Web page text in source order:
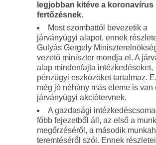
legjobban kitéve a koronavírus
fertőzésnek.
Most szombattól bevezetik a
járványügyi alapot, ennek
Gulyás Gergely
vezető miniszter mondja el. A
alap mindenfajta intézkedéseket,
pénzügyi eszközöket tartalmaz.
még jó néhány más eleme is van
járványügyi akciótervnek.
A gazdasági
főbb fejezetből áll, az első a
megőrzéséről, a második
teremtéséről szól. Ennek